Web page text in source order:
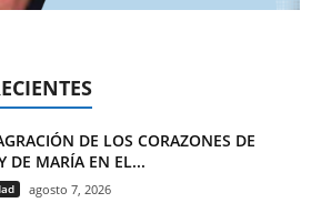
DE LOS CORAZONES DE
DE MARÍA EN EL...
agosto 7, 2026